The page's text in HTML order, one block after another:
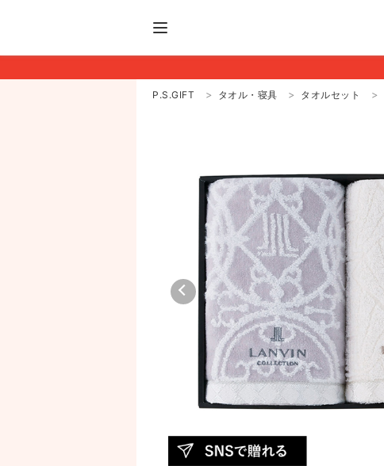
P.S.GIFT タオル・寝具 タオルセット